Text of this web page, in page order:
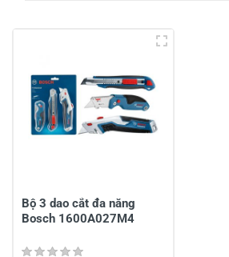
Viết nhận xét của bạn vào bên dưới
Gửi nhận xét
Bộ 3 dao cắt đa năng
Bosch 1600A027M4